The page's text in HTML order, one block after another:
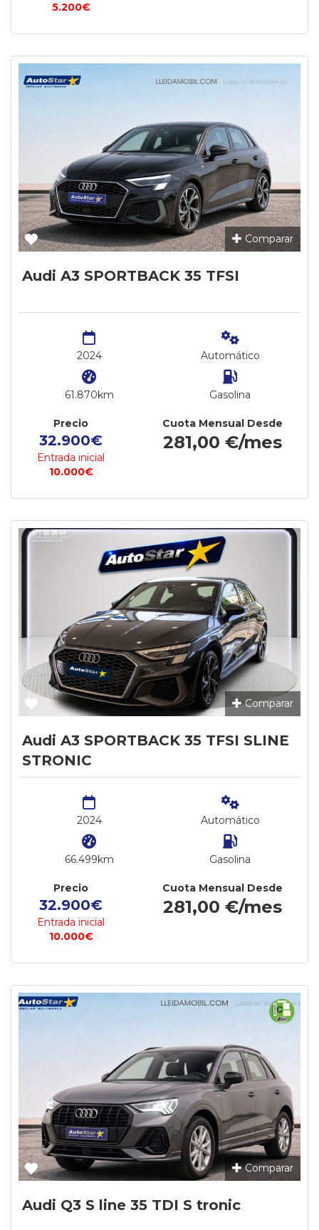
5.200€
Comparar
Audi A3 SPORTBACK 35 TFSI
2024
61.870km
Automático
Gasolina
Precio
32.900€
Entrada inicial
10.000€
Cuota Mensual Desde
281,00 €/mes
Comparar
Audi A3 SPORTBACK 35 TFSI SLINE
STRONIC
2024
66.499km
Automático
Gasolina
Precio
32.900€
Entrada inicial
10.000€
Cuota Mensual Desde
281,00 €/mes
Comparar
Audi Q3 S line 35 TDI S tronic